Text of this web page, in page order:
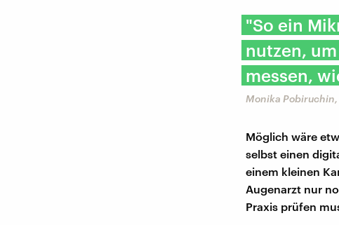
"So ein
nutzen,
messen,
Monika
Möglich wäre
selbst einen
einem kleinen
Augenarzt nur
Praxis prüfen